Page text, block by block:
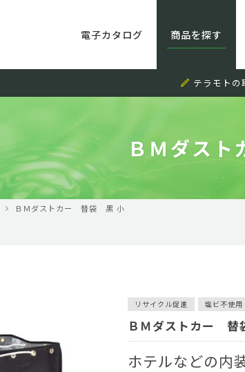
電子カタログ 商品を探す
テラモトの
ＢＭダス
ＢＭダストカー 替袋 黒 小
リサイクル促進 塩ビ不使用
ＢＭダストカー
ホテルなどの内